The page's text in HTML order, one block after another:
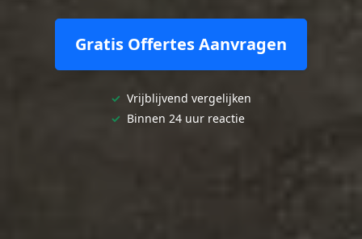
Gratis Offertes Aanvragen
✓ Vrijblijvend vergelijken
✓ Binnen 24 uur reactie